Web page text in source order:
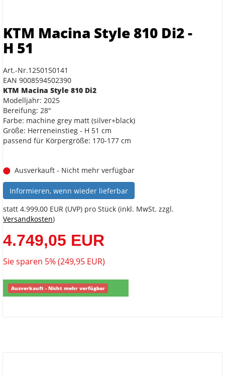
KTM Macina Style 810 Di2 -
H 51
Art.-Nr.1250150141
EAN 9008594502390
KTM Macina Style 810 Di2
Modelljahr: 2025
Bereifung: 28"
Farbe: machine grey matt (silver+black)
Größe: Herreneinstieg - H 51 cm
passend für Körpergröße: 170-177 cm
Ausverkauft - Nicht mehr verfügbar
Informieren, wenn wieder lieferbar
statt 4.999,00 EUR (UVP) pro Stück (inkl. MwSt. zzgl.
Versandkosten)
4.749,05 EUR
Sie sparen 5% (249,95 EUR)
Ausverkauft - Nicht mehr verfügbar